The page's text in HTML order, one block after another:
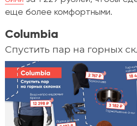
еще более комфортными.
Columbia
Спустить пар на горных